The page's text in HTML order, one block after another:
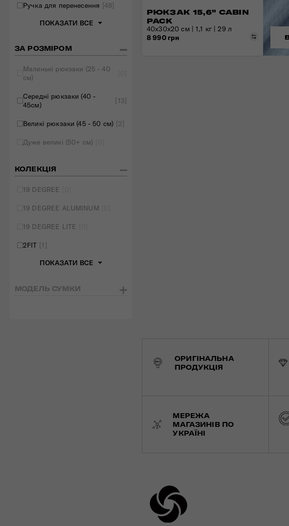
МОДЕЛЬ СУМКИ
Ручка для перенесення [48]
ПОКАЗАТИ ВСЕ
ЗА РОЗМІРОМ
Маленькі рюкзаки (25 - 40
см)
Середні рюкзаки (40 -
45см)
[13]
Великі рюкзаки (45 - 50 см) [2]
Дуже великі (50+ см)
КОЛЕКЦІЯ
19 DEGREE
19 DEGREE ALUMINUM
19 DEGREE LITE
2FIT [1]
ПОКАЗАТИ ВСЕ
РЮКЗАК 15,6" CABIN
PACK
40x30x20 см | 1,1 кг | 29 л
8 990 грн
ОРИГІНАЛЬНА
ПРОДУКЦІЯ
МЕРЕЖА
МАГАЗИНІВ ПО
УКРАЇНІ